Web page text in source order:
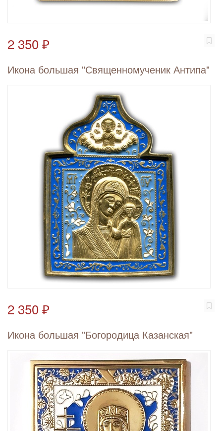
2 350 ₽
Икона большая "Священномученик Антипа"
2 350 ₽
Икона большая "Богородица Казанская"